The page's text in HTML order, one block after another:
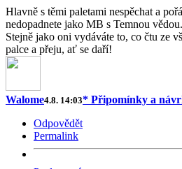
Hlavně s těmi paletami nespěchat a
nedopadnete jako MB s Temnou
Stejně jako oni vydáváte to, co čtu ze
palce a přeju, ať se daří!
Walome4.8. 14:03* Připomínky a
Odpovědět
Permalink